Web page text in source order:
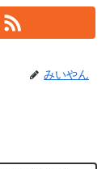
みいやん